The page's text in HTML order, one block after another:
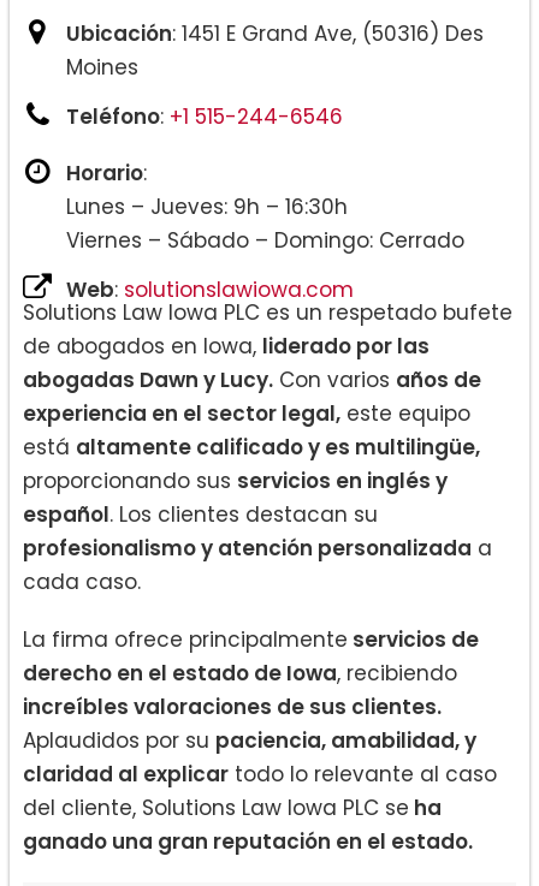
Ubicación: 1451 E Grand Ave, (50316) Des
Moines
Teléfono: +1 515-244-6546
Horario:
Lunes – Jueves: 9h – 16:30h
Viernes – Sábado – Domingo: Cerrado
Web: solutionslawiowa.com
Solutions Law Iowa PLC es un respetado bufete
de abogados en Iowa, liderado por las
abogadas Dawn y Lucy. Con varios años de
experiencia en el sector legal, este equipo
está altamente calificado y es multilingüe,
proporcionando sus servicios en inglés y
español. Los clientes destacan su
profesionalismo y atención personalizada a
cada caso.
La firma ofrece principalmente servicios de
derecho en el estado de Iowa, recibiendo
increíbles valoraciones de sus clientes.
Aplaudidos por su paciencia, amabilidad, y
claridad al explicar todo lo relevante al caso
del cliente, Solutions Law Iowa PLC se ha
ganado una gran reputación en el estado.